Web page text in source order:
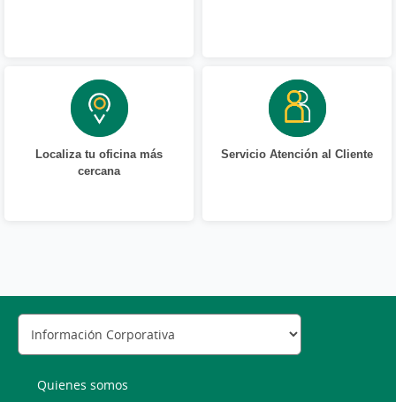
Localiza tu oficina más
cercana
Servicio Atención al Cliente
Quienes somos